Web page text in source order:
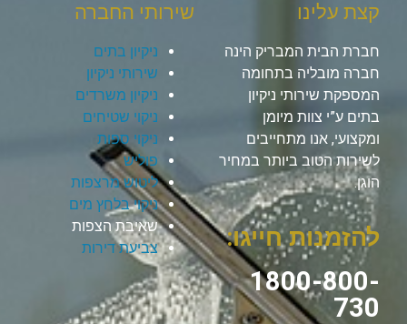
קצת עלינו
חברת הבית המבריק הינה
חברה מובליה בתחומה
המספקת שירותי ניקיון
בתים ע”י צוות מיומן
ומקצועי, אנו מתחייבים
לשירות הטוב ביותר במחיר
הוגן.
להזמנות חייגו:
1800-800-
730
שירותי החברה
ניקיון בתים
שירותי ניקיון
ניקיון משרדים
ניקוי שטיחים
ניקוי ספות
פוליש
ליטוש מרצפות
ניקוי בלחץ מים
שאיבת הצפות
צביעת דירות